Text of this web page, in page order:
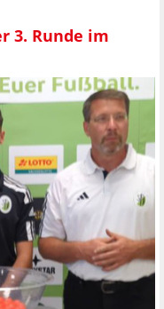
3. Runde im